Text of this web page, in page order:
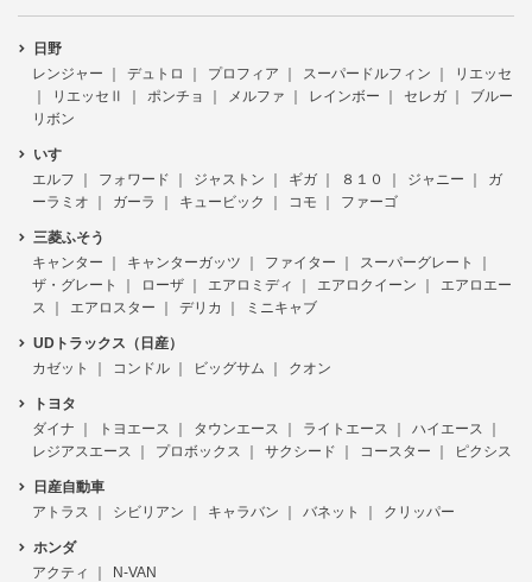
日野
レンジャー
デュトロ プロフィア スーパードルフィン
リエッセ
リエッセⅡ
ポンチョ メルファ レインボー セレガ
ブルー
リボン
いすゞ
エルフ
フォワード ジャストン ギガ ８１０ ジャニー
ガ
ーラミオ
ガーラ キュービック コモ ファーゴ
三菱ふそう
キャンター
キャンターガッツ ファイター
スーパーグレート
ザ・グレート
ローザ エアロミディ エアロクイーン
エアロエー
ス
エアロスター デリカ ミニキャブ
UDトラックス（日産）
カゼット
コンドル ビッグサム クオン
トヨタ
ダイナ
トヨエース タウンエース ライトエース
ハイエース
レジアスエース
プロボックス サクシード コースター ピクシス
日産自動車
アトラス
シビリアン キャラバン バネット クリッパー
ホンダ
アクティ
N-VAN